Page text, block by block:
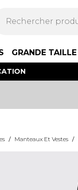
GRANDE TAILLE
/ Manteaux Et Vestes /